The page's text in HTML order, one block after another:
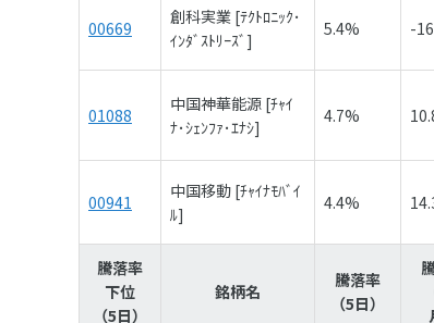
00669
創科実業 [ﾃｸﾄﾛﾆｯｸ･
ｲﾝﾀﾞｽﾄﾘｰｽﾞ]
5.4% -
01088
中国神華能源 [ﾁｬｲ
ﾅ･ｼｪﾝﾌｧ･ｴﾅｼ]
4.7%
00941
中国移動 [ﾁｬｲﾅﾓﾊﾞｲ
ﾙ]
4.4%
騰落率
下位
（5日）
銘柄名
騰落率
（5日）